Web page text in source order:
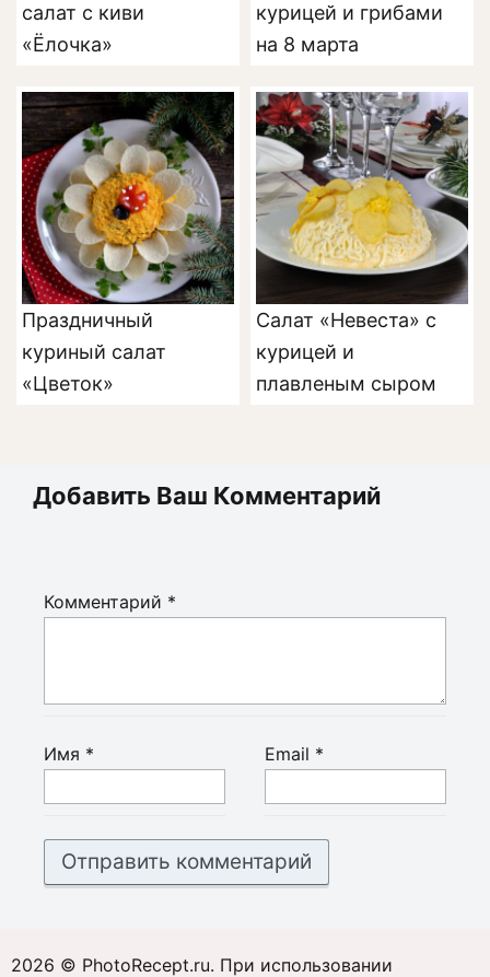
салат с киви
«Ёлочка»
курицей и грибами
на 8 марта
Праздничный
куриный салат
«Цветок»
Салат «Невеста» с
курицей и
плавленым сыром
Добавить Ваш Комментарий
Комментарий *
Имя * Email *
2026 © PhotoRecept.ru. При использовании